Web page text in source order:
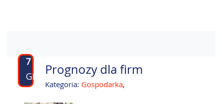
7
GRU
Prognozy dla firm
Kategoria: Gospodarka,